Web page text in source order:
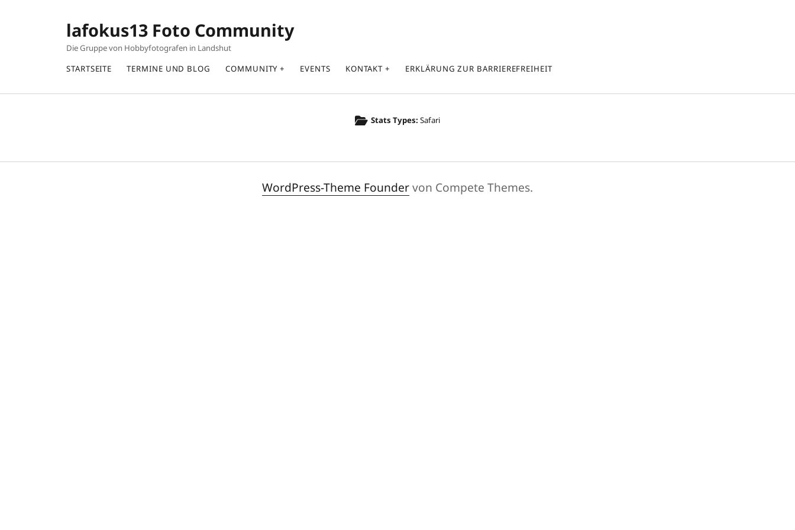
lafokus13 Foto Community
Die Gruppe von Hobbyfotografen in Landshut
STARTSEITE
TERMINE UND BLOG COMMUNITY EVENTS KONTAKT ERKLÄRUNG ZUR BARRIEREFREIHEIT
Stats Types: Safari
WordPress-Theme Foundervon Compete Themes.